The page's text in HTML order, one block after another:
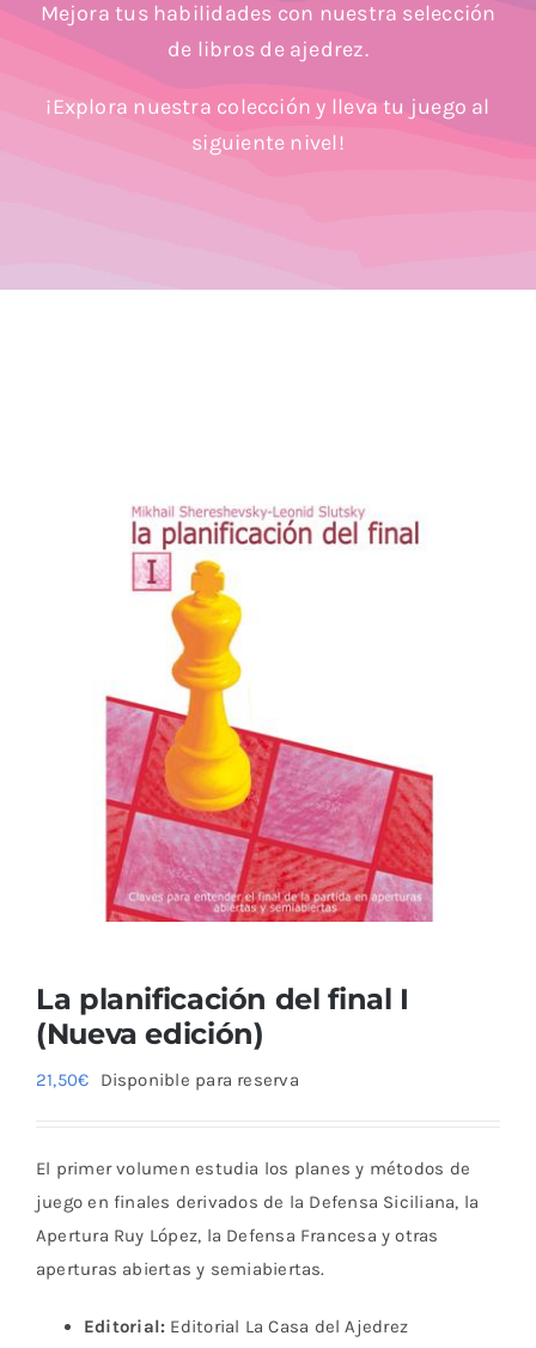
Blog
Mejora tus habilidades con nuestra selección
de libros de ajedrez.
¡Explora nuestra colección y lleva tu juego al
siguiente nivel!
La planificación del final I
(Nueva edición)
21,50€ Disponible para reserva
El primer volumen estudia los planes y métodos de
juego en finales derivados de la Defensa Siciliana, la
Apertura Ruy López, la Defensa Francesa y otras
aperturas abiertas y semiabiertas.
Editorial: Editorial La Casa del Ajedrez